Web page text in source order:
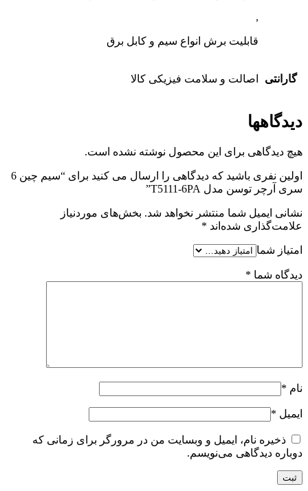
,
قابلیت برش انواع سیم و کابل برق
گارانتی اصالت و سلامت فیزیکی کالا
دیدگاهها
هیچ دیدگاهی برای این محصول نوشته نشده است.
اولین نفری باشید که دیدگاهی را ارسال می کنید برای “سیم چین 6
سری آرچر توسن مدل T5111-6PA”
نشانی ایمیل شما منتشر نخواهد شد. بخش‌های موردنیاز
علامت‌گذاری شده‌اند *
امتیاز شما
دیدگاه شما *
نام *
ایمیل *
ذخیره نام، ایمیل و وبسایت من در مرورگر برای زمانی که
دوباره دیدگاهی می‌نویسم.